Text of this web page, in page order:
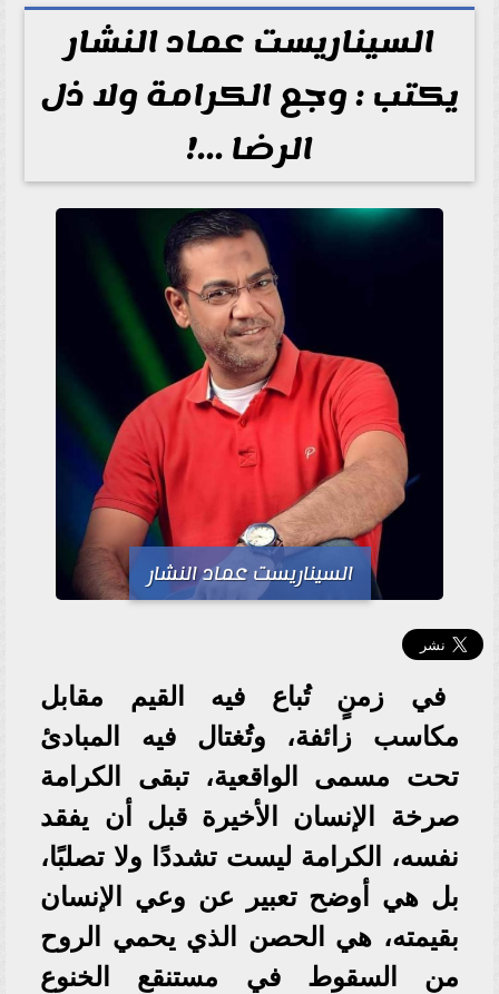
2025-08-06 13:10:23
السيناريست عماد النشار
يكتب : وجع الكرامة ولا ذل
الرضا …!
السيناريست عماد النشار
في زمنٍ تُباع فيه القيم مقابل
مكاسب زائفة، وتُغتال فيه المبادئ
تحت مسمى الواقعية، تبقى الكرامة
صرخة الإنسان الأخيرة قبل أن يفقد
نفسه، الكرامة ليست تشددًا ولا تصلبًا،
بل هي أوضح تعبير عن وعي الإنسان
بقيمته، هي الحصن الذي يحمي الروح
من السقوط في مستنقع الخنوع